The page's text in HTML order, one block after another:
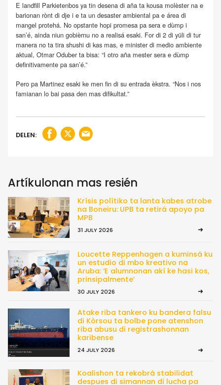
E landfill Parkietenbos ya tin desena di aña ta kousa molèster na e
barionan rònt di dje i e ta un desaster ambiental pa e área di
mangel protehá. No opstante hopi promesa pa sera e dùmp i
san’é, ainda niun gobièrnu no a realisá esaki. For di 2 di yüli di tur
manera no ta tira shushi di kas mas, e minister di medio ambiente
aktual, Otmar Oduber ta bisa: “I otro aña mester sera e dùmp
definitivamente pa san’é.”
Pero pa Martinez esaki ke men fin di su entrada èkstra. “Nos i nos
famianan lo bai pasa den mas difikultat.”
DELEN:
Artíkulonan mas resién
Krísis polítiko ta lanta kabes atrobe
na Boneiru: UPB ta retirá apoyo pa
MPB
31 JULY 2026
Loucette Reppenhagen a kuminsá ku
un estudio di mbo kreativo na
Aruba: ‘E alumnonan akí ke hasi kos,
prinsipalmente’
30 JULY 2026
Atake riba tankero ku bandera falsu
di Kòrsou ta bolbe pone atenshon
riba abusu di registrashonnan
karibense
24 JULY 2026
Koalishon ta rekobrá stabilidat
despues di simannan di lucha pa